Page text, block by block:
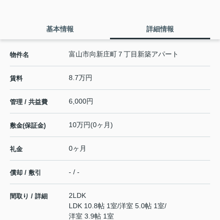
基本情報 詳細情報
物件名 富山市向新庄町７丁目新築アパート
賃料 8.7万円
管理 / 共益費 6,000円
敷金(保証金) 10万円(0ヶ月)
礼金 0ヶ月
償却 / 敷引 - / -
間取り / 詳細
2LDK
LDK 10.8帖 1室/洋室 5.0帖 1室/
洋室 3.9帖 1室